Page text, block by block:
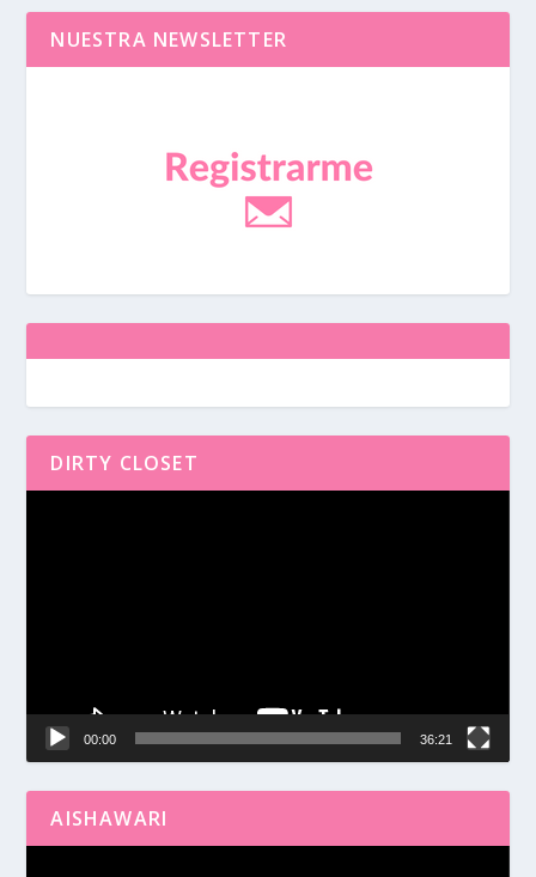
NUESTRA NEWSLETTER
DIRTY CLOSET
00:00 36:21
AISHAWARI